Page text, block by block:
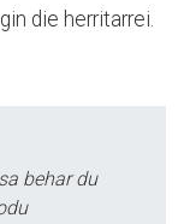
die herritarrei.
behar du